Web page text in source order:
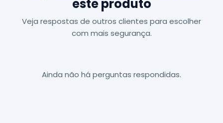
este produto
Veja respostas de outros clientes para escolher
com mais segurança.
Ainda não há perguntas respondidas.